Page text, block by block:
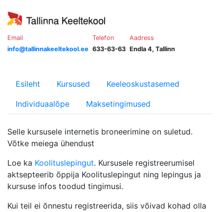
Email
info@tallinnakeeltekool.ee
Telefon
633-63-63
Aadress
Endla 4, Tallinn
Esileht Kursused Keeleoskustasemed
Individuaalõpe Maksetingimused
Selle kursusele internetis broneerimine on suletud.
Võtke meiega ühendust
Loe ka Koolituslepingut. Kursusele registreerumisel
aktsepteerib õppija Koolituslepingut ning lepingus ja
kursuse infos toodud tingimusi.
Kui teil ei õnnestu registreerida, siis võivad kohad olla